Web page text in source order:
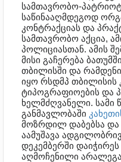
სამთავრობო-
საწინააღმდეგოდ
კონტრაქციას და
სამთავრობო აქცია,
პოლიციასთან. ამის
მისი გაჩერება
თბილისში და
იყო რსდმპ თბილისის
ტიპოგრაფიოების და
ხელმძღვანელი. სამი
განმავლობაში
მოზრდილ დაბებსა
აამუშავა
დეკემბერში დაიჭირეს
აღმოჩენილი